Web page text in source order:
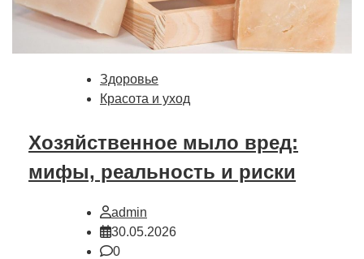
Здоровье
Красота и уход
Хозяйственное мыло вред:
мифы, реальность и риски
admin
30.05.2026
0